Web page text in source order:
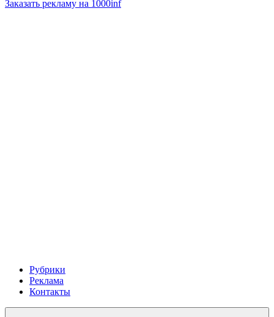
Заказать рекламу на 1000inf
Рубрики
Реклама
Контакты